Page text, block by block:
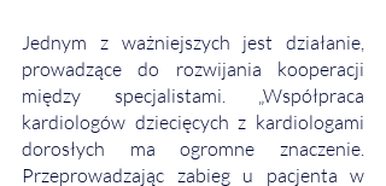
Jednym z ważniejszych jest działanie,
prowadzące do rozwijania kooperacji
między specjalistami. „Współpraca
kardiologów dziecięcych z kardiologami
dorosłych ma ogromne znaczenie.
Przeprowadzając zabieg u pacjenta w